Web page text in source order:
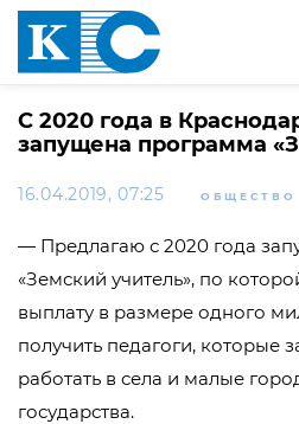
С 2020 года в
запущена программа
16.04.2019, 07:25 ОБЩЕСТВО
— Предлагаю с 2020 года
«Земский учитель», по
выплату в размере одного
получить педагоги, которые
работать в села и малые
государства.